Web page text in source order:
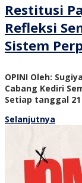
Restitusi
Refleksi
Sistem
OPINI Oleh:
Cabang Kediri
Setiap tanggal
Selanjutnya